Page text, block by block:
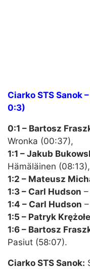
Ciarko STS Sanok
0:3)
0:1 – Bartosz
Wronka (00:37),
1:1 – Jakub
Hämäläinen (08:13),
1:2 – Mateusz
1:3 – Carl Hudson
1:4 – Carl Hudson
1:5 – Patryk
1:6 – Bartosz
Pasiut (58:07).
Ciarko STS Sanok: